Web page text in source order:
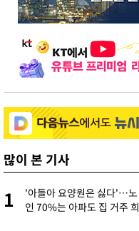
많이 본 기사
1
'아들아 요양원은 싫다'…노
인 70%는 아파도 집 거주 희